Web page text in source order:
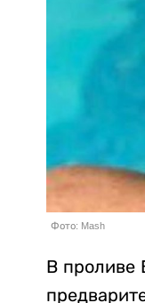
Фото: Mash
В проливе